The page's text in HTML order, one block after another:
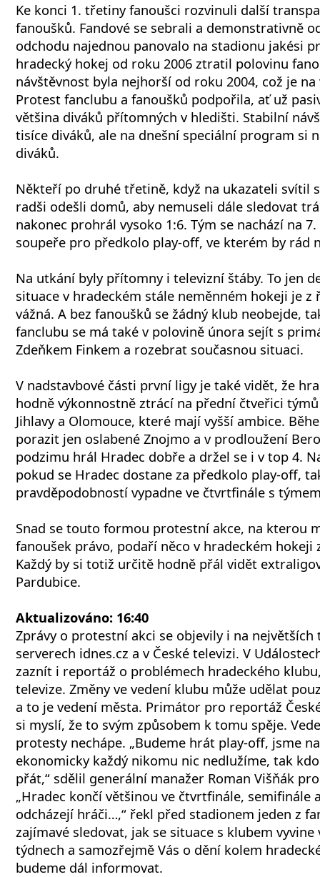
Ke konci 1. třetiny fanoušci rozvinuli další
fanoušků. Fandové se sebrali a demonstrativně
odchodu najednou panovalo na stadionu jakési
hradecký hokej od roku 2006 ztratil polovinu
návštěvnost byla nejhorší od roku 2004, což je
Protest fanclubu a fanoušků podpořila, ať už
většina diváků přítomných v hledišti. Stabilní
tisíce diváků, ale na dnešní speciální program si
diváků.
Někteří po druhé třetině, když na ukazateli svítil
radši odešli domů, aby nemuseli dále sledovat
nakonec prohrál vysoko 1:6. Tým se nachází na
soupeře pro předkolo play-off, ve kterém by rád
Na utkání byly přítomny i televizní štáby. To jen
situace v hradeckém stále neměnném hokeji je z
vážná. A bez fanoušků se žádný klub neobejde,
fanclubu se má také v polovině února sejít s
Zdeňkem Finkem a rozebrat současnou situaci.
V nadstavbové části první ligy je také vidět, že
hodně výkonnostně ztrácí na přední čtveřici
Jihlavy a Olomouce, které mají vyšší ambice.
porazit jen oslabené Znojmo a v prodloužení
podzimu hrál Hradec dobře a držel se i v top 4.
pokud se Hradec dostane za předkolo play-off,
pravděpodobností vypadne ve čtvrtfinále s
Snad se touto formou protestní akce, na kterou
fanoušek právo, podaří něco v hradeckém hokeji
Každý by si totiž určitě hodně přál vidět
Pardubice.
Aktualizováno: 16:40
Zprávy o protestní akci se objevily i na největších
serverech idnes.cz a v České televizi. V
zaznít i reportáž o problémech hradeckého
televize. Změny ve vedení klubu může udělat
a to je vedení města. Primátor pro reportáž
si myslí, že to svým způsobem k tomu spěje.
protesty nechápe. „Budeme hrát play-off, jsme
ekonomicky každý nikomu nic nedlužíme, tak
přát,“ sdělil generální manažer Roman Višňák
„Hradec končí většinou ve čtvrtfinále, semifinále
odcházejí hráči…,“ řekl před stadionem jeden z
zajímavé sledovat, jak se situace s klubem vyvine
týdnech a samozřejmě Vás o dění kolem
budeme dál informovat.